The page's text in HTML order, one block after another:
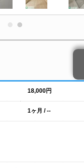
18,000円
1ヶ月 / --